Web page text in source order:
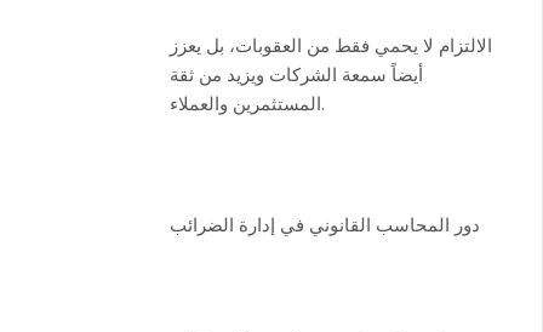
الالتزام لا يحمي فقط من العقوبات، بل يعزز
أيضاً سمعة الشركات ويزيد من ثقة
المستثمرين والعملاء.
دور المحاسب القانوني في إدارة الضرائب